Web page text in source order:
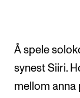
Å spele
synest Siiri.
mellom anna